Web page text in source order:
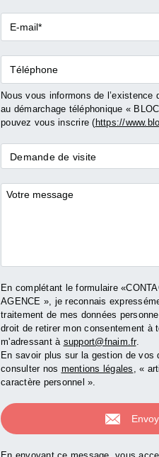
E-
mail*
Téléphone
Nous vous informons de l’existence
au démarchage téléphonique «
pouvez vous inscrire (https://
Demande
*
Demande de visite
Commentaires
En complétant le formulaire
AGENCE », je reconnais
traitement de mes données
droit de retirer mon consentement à
m'adressant à support@fnaim.fr.
En savoir plus sur la gestion de vos
consulter nos mentions légales , «
caractère personnel ».